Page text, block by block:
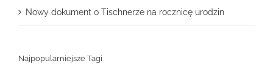
Nowy dokument o Tischnerze na rocznicę urodzin
Najpopularniejsze Tagi